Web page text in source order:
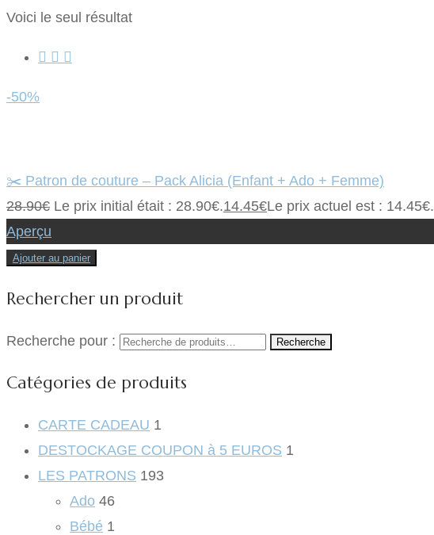
Voici le seul résultat
-50%
✂️ Patron de couture – Pack Alicia (Enfant + Ado + Femme)
28.90€ Le prix initial était : 28.90€.14.45€Le prix actuel est : 14.45€.
Aperçu
Ajouter au panier
Rechercher un produit
Recherche pour : Recherche
Catégories de produits
CARTE CADEAU 1
DESTOCKAGE COUPON à 5 EUROS 1
LES PATRONS 193
Ado 46
Bébé 1